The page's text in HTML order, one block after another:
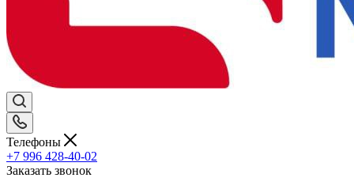
Телефоны
+7 996 428-40-02
Заказать звонок